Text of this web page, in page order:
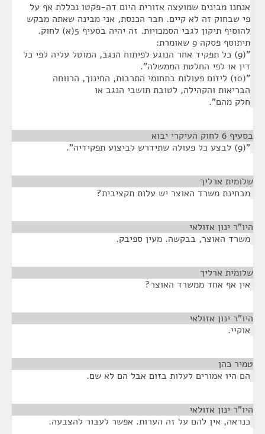
אנחנו מבינים שמועצה אזורית היום דה-פקטו נכללת אף על
פי שבחוק זה לא קיים. חבר הכנסת, אני מבינה שאתה מבקש
להוסיף תיקון לגבי הסמכויות. זה יהיה בסעיף 5(א) לחוק.
תיתוסף פסקה 9 שאומרת:
"(9) כל תפקיד אחר הנוגע לפיתוח הנגב, המוטל עליה לפי כל
דין או לפי החלטת הממשלה".
"(10) ליזום פעולות בתחומי התרבות, החינוך, הרווחה
הבריאות והקהילה, לטובת תושבי הנגב או
חלק מהם".
בסעיף 6 לחוק העיקרי יבוא
"(9) לבצע כל פעולה שתידרש לביצוע תפקידיה".
שלומית ארליך
מבחינת משרד האוצר יש עלות תקציבית?
היו"ר ינון אזולאי
משרד האוצר, בבקשה. מעין ספיבק.
שלומית ארליך
אין אף אחד ממשרד האוצר?
היו"ר ינון אזולאי
אוקיי.
טמיר כהן
הם היו אמורים לעלות בזום אבל הם לא שם.
היו"ר ינון אזולאי
כנראה, אין להם על זה הערות. אפשר לעבור להצבעה.